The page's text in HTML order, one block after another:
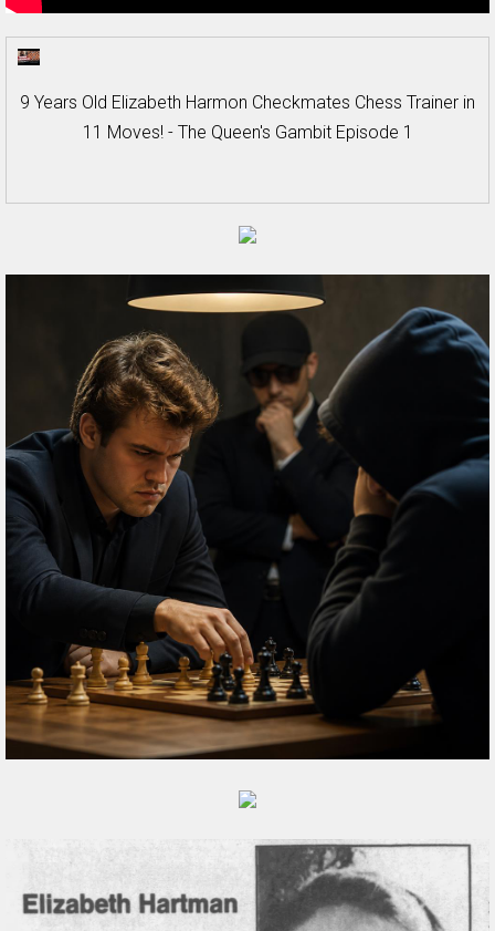
9 Years Old Elizabeth Harmon Checkmates Chess Trainer in
11 Moves! - The Queen's Gambit Episode 1